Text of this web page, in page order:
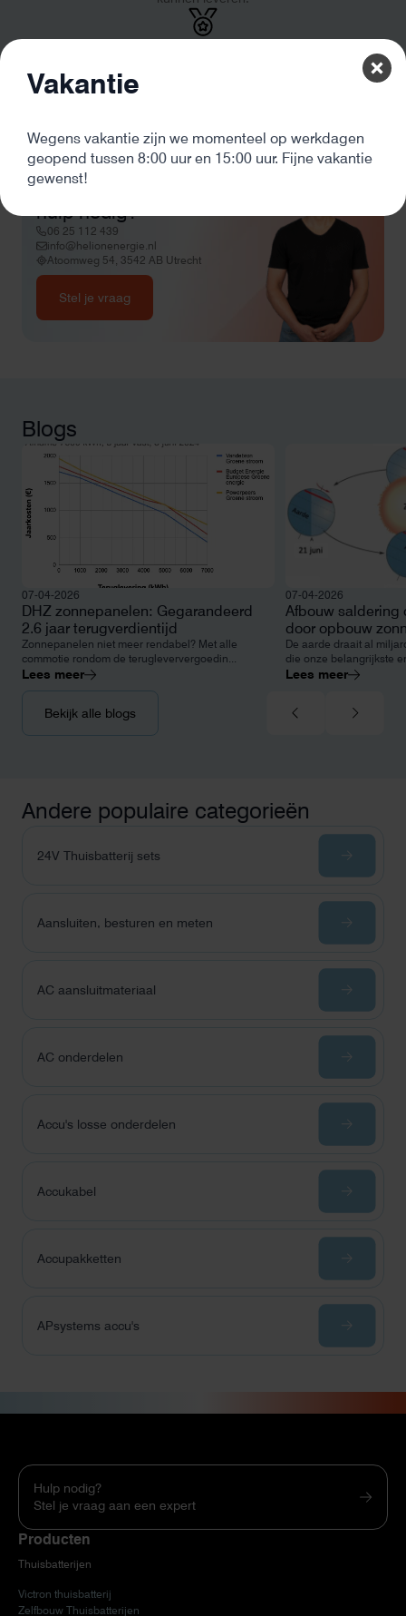
zonnepanelen. Een aanrader bij
netcongestie.
De beste kwaliteit
Onze producten komen van de beste leveranciers en hebben
altijd minimaal 2 jaar garantie
Wil je meer informatie of
hulp nodig?
06 25 112 439
info@helionenergie.nl
Atoomweg 54, 3542 AB Utrecht
Stel je vraag
Blogs
07-04-2026
DHZ zonnepanelen: Gegarandeerd
2.6 jaar terugverdientijd
Zonnepanelen niet meer rendabel? Met alle
commotie rondom de terugleververgoedin...
Lees meer
07-04-2026
Afbouw saldering
door opbouw
De aarde draait al
die onze belangrijkste
Lees meer
Bekijk alle blogs
Andere populaire categorieën
24V Thuisbatterij sets
Aansluiten, besturen en meten
AC aansluitmateriaal
AC onderdelen
Accu's losse onderdelen
Accukabel
Accupakketten
APsystems accu's
Hulp nodig?
Stel je vraag aan een expert
Producten
Thuisbatterijen
Victron thuisbatterij
Zelfbouw Thuisbatterijen
Vakantie
Wegens vakantie zijn we momenteel op werkdagen
geopend tussen 8:00 uur en 15:00 uur. Fijne vakantie
gewenst!